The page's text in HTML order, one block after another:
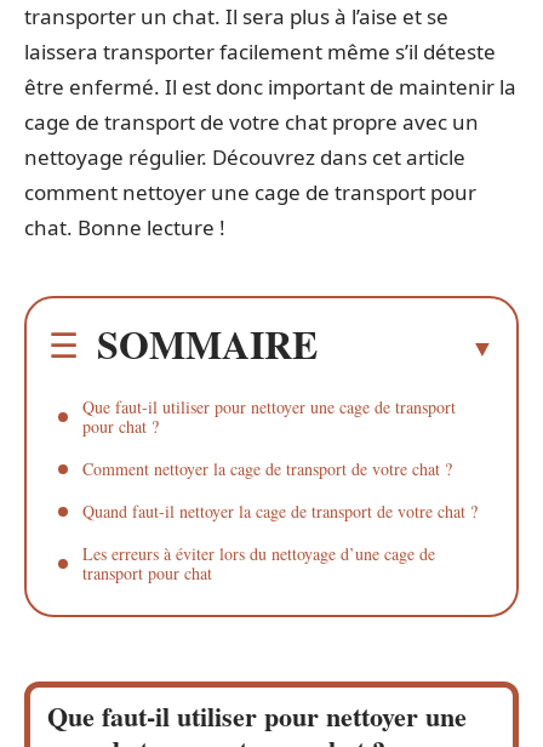
transporter un chat. Il sera plus à l’aise et se
laissera transporter facilement même s’il déteste
être enfermé. Il est donc important de maintenir la
cage de transport de votre chat propre avec un
nettoyage régulier. Découvrez dans cet article
comment nettoyer une cage de transport pour
chat. Bonne lecture !
SOMMAIRE
Que faut-il utiliser pour nettoyer une cage de transport
pour chat ?
Comment nettoyer la cage de transport de votre chat ?
Quand faut-il nettoyer la cage de transport de votre chat ?
Les erreurs à éviter lors du nettoyage d’une cage de
transport pour chat
Que faut-il utiliser pour nettoyer une